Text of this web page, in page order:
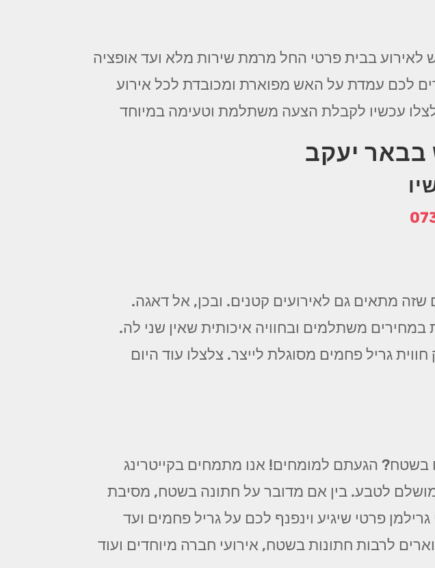
לאירוע בבית פרטי החל מרמת שירות מלא ועד אופציה
לכם עמדת על האש מפוארת ומכובדת לכל אירוע
בבאר יעקב
שזה מתאים גם לאירועים קטנים. ובכן, אל דאגה.
משתלמים ובחוויה איכותית שאין שני לה.
גריל פחמים מסוגלת לייצר. צלצלו עוד היום
הגעתם למומחים! אנו מתמחים בקייטרינג
לטבע. בין אם מדובר על חתונה בשטח, מסיבת
פרטי שיגיע וינפנף לכם על גריל פחמים ועד
לרבות חתונות בשטח, אירועי חברה מיוחדים ועוד